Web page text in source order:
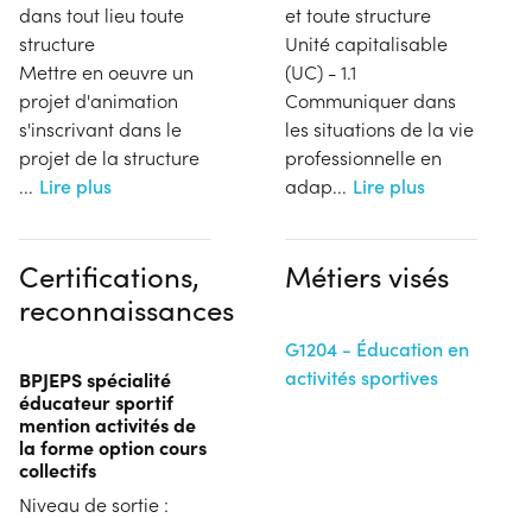
dans tout lieu toute
structure
Mettre en oeuvre un
projet d'animation
s'inscrivant dans le
projet de la structure
... Lire plus
et toute structure
Unité capitalisable
(UC) - 1.1
Communiquer dans
les situations de la vie
professionnelle en
adap... Lire plus
Certifications,
reconnaissances
BPJEPS spécialité
éducateur sportif
mention activités de
la forme option cours
collectifs
Niveau de sortie :
Métiers visés
G1204 - Éducation en
activités sportives